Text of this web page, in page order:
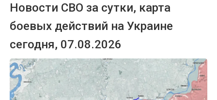
Новости СВО за сутки, карта
боевых действий на Украине
сегодня, 07.08.2026